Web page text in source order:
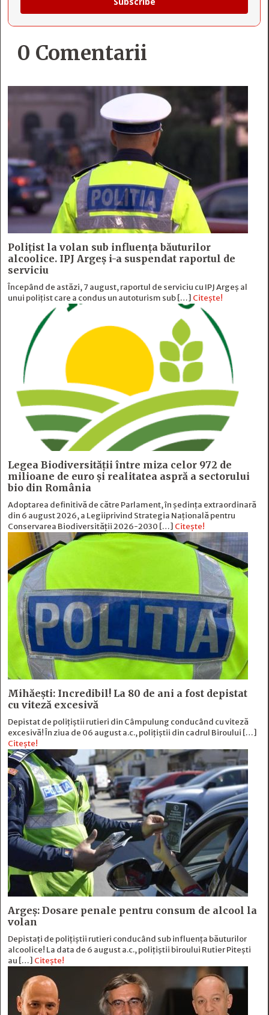
0 Comentarii
Polițist la volan sub influența băuturilor
alcoolice. IPJ Argeș i-a suspendat raportul de
serviciu
Începând de astăzi, 7 august, raportul de serviciu cu IPJ Argeș al
unui polițist care a condus un autoturism sub […] Citește!
Legea Biodiversității între miza celor 972 de
milioane de euro și realitatea aspră a sectorului
bio din România
Adoptarea definitivă de către Parlament, în ședința extraordinară
din 6 august 2026, a Legiiprivind Strategia Națională pentru
Conservarea Biodiversității 2026-2030 […] Citește!
Mihăești: Incredibil! La 80 de ani a fost depistat
cu viteză excesivă
Depistat de polițiștii rutieri din Câmpulung conducând cu viteză
excesivă! În ziua de 06 august a.c., polițiștii din cadrul Biroului […]
Citește!
Argeș: Dosare penale pentru consum de alcool la
volan
Depistați de polițiștii rutieri conducând sub influența băuturilor
alcoolice! La data de 6 august a.c., polițiștii biroului Rutier Pitești
au […] Citește!